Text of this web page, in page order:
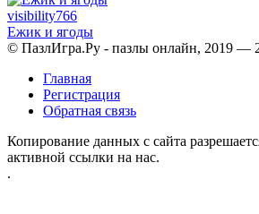
visibility766
Ежик и ягоды
© ПазлИгра.Ру - пазлы онлайн, 2019 —
Главная
Регистрация
Обратная связь
Копирование данных с сайта
активной ссылки на нас.
.